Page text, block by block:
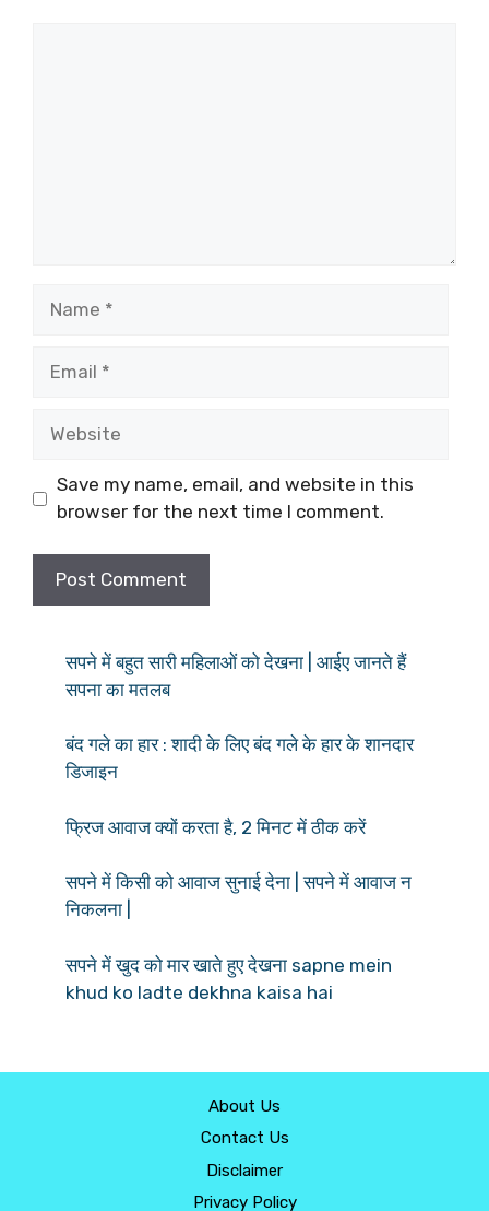
Save my name, email, and website in this
browser for the next time I comment.
सपने में बहुत सारी महिलाओं को देखना | आईए जानते हैं
सपना का मतलब
बंद गले का हार : शादी के लिए बंद गले के हार के शानदार
डिजाइन
फ्रिज आवाज क्यों करता है, 2 मिनट में ठीक करें
सपने में किसी को आवाज सुनाई देना | सपने में आवाज न
निकलना |
सपने में खुद को मार खाते हुए देखना sapne mein
khud ko ladte dekhna kaisa hai
About Us
Contact Us
Disclaimer
Privacy Policy